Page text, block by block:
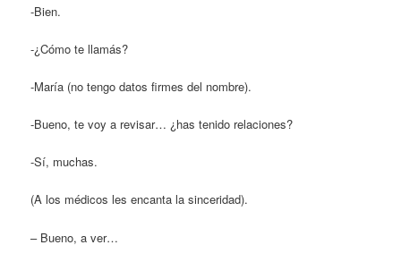
-Bien.
-¿Cómo te llamás?
-María (no tengo datos firmes del nombre).
-Bueno, te voy a revisar… ¿has tenido relaciones?
-Sí, muchas.
(A los médicos les encanta la sinceridad).
– Bueno, a ver…